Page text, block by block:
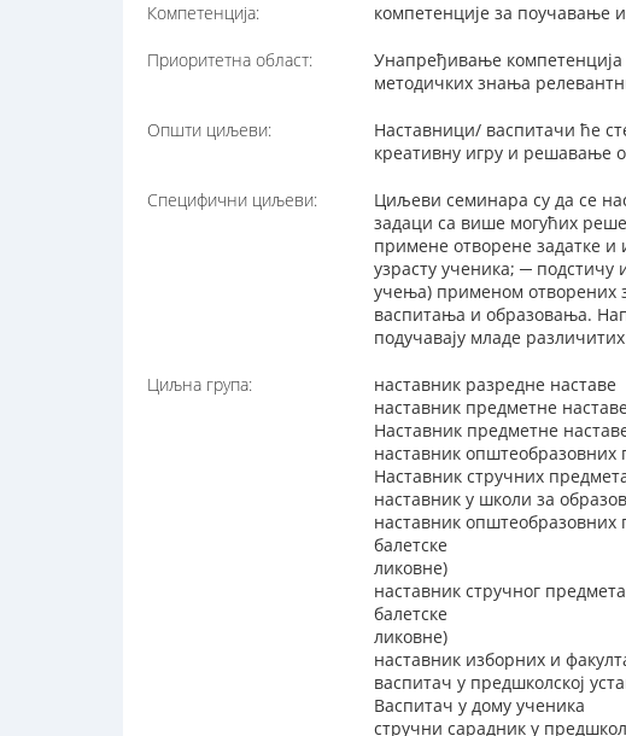
Компетенција: компетенције за поучавање
Приоритетна област:
Унапређивање компетенција
методичких знања
Општи циљеви:
Наставници/ васпитачи ће
креативну игру и решавање
Специфични циљеви:
Циљеви семинара су да се
задаци са више могућих
примене отворене задатке и
узрасту ученика; ─
учења) применом отворених
васпитања и образовања.
подучавају младе
Циљна група:
наставник разредне наставе
наставник предметне
Наставник предметне
наставник
Наставник стручних
наставник у школи за
наставник општеобразовних
балетске
ликовне)
наставник стручног
балетске
ликовне)
наставник изборних и
васпитач у предшколској
Васпитач у дому ученика
стручни сарадник у